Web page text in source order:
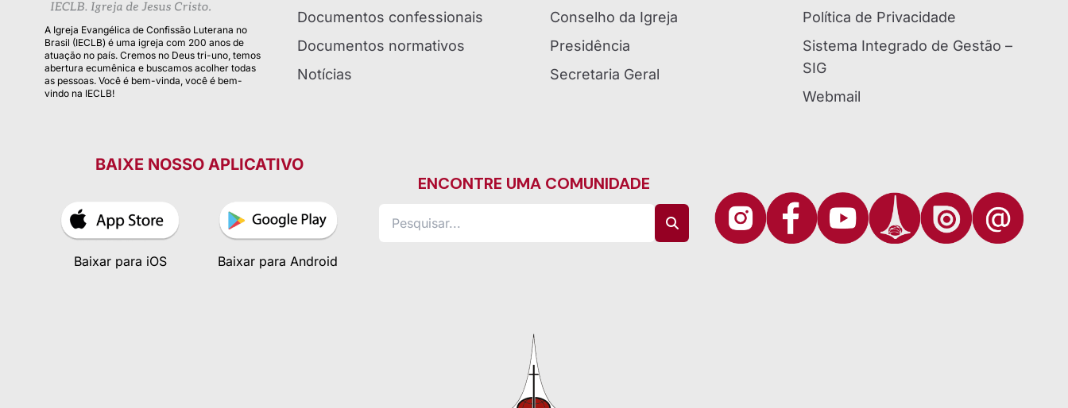
A Igreja Evangélica de Confissão Luterana no
Brasil (IECLB) é uma igreja com 200 anos de
atuação no país. Cremos no Deus tri-uno, temos
abertura ecumênica e buscamos acolher todas
as pessoas. Você é bem-vinda, você é bem-
vindo na IECLB!
Documentos confessionais
Documentos normativos
Notícias
Conselho da Igreja
Presidência
Secretaria Geral
Política de Privacidade
Sistema Integrado de Gestão –
SIG
Webmail
BAIXE NOSSO APLICATIVO
Baixar para iOS Baixar para Android
ENCONTRE UMA COMUNIDADE